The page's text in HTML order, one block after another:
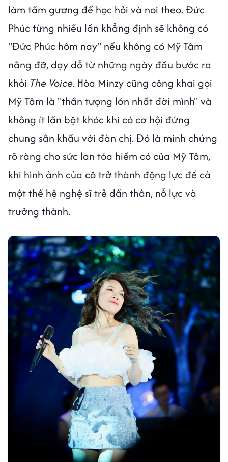
làm tấm gương để học hỏi và noi theo. Đức
Phúc từng nhiều lần khẳng định sẽ không có
"Đức Phúc hôm nay" nếu không có Mỹ Tâm
nâng đỡ, dạy dỗ từ những ngày đầu bước ra
khỏi The Voice. Hòa Minzy cũng công khai gọi
Mỹ Tâm là "thần tượng lớn nhất đời mình" và
không ít lần bật khóc khi có cơ hội đứng
chung sân khấu với đàn chị. Đó là minh chứng
rõ ràng cho sức lan tỏa hiếm có của Mỹ Tâm,
khi hình ảnh của cô trở thành động lực để cả
một thế hệ nghệ sĩ trẻ dấn thân, nỗ lực và
trưởng thành.